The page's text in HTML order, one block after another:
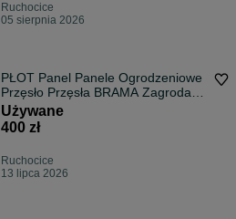
Ruchocice
05 sierpnia 2026
PŁOT Panel Panele Ogrodzeniowe
Przęsło Przęsła BRAMA Zagroda
(180x300cm)
Używane
400 zł
Ruchocice
13 lipca 2026